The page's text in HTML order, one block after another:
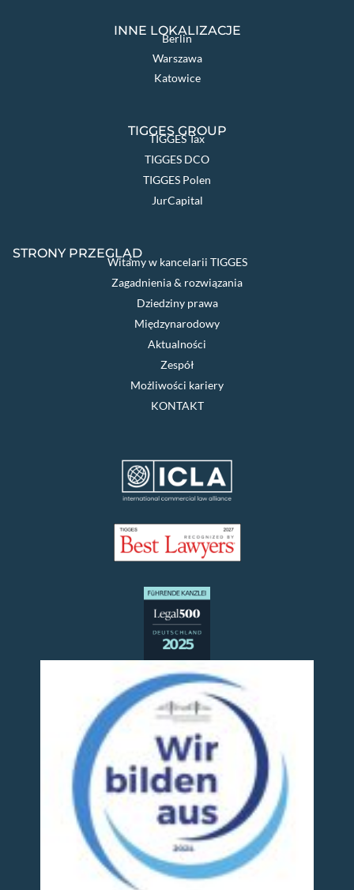
INNE LOKALIZACJE
Berlin
Warszawa
Katowice
TIGGES GROUP
TIGGES Tax
TIGGES DCO
TIGGES Polen
JurCapital
STRONY PRZEGLĄD
Witamy w kancelarii TIGGES
Zagadnienia & rozwiązania
Dziedziny prawa
Międzynarodowy
Aktualności
Zespół
Możliwości kariery
KONTAKT